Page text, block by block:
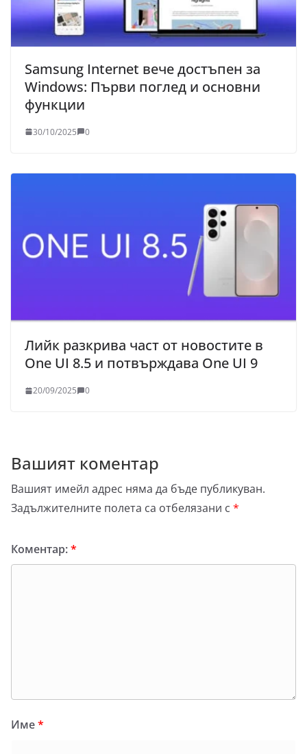
Samsung Internet вече достъпен за
Windows: Първи поглед и основни
функции
30/10/2025 0
Лийк разкрива част от новостите в
One UI 8.5 и потвърждава One UI 9
20/09/2025 0
Вашият коментар
Вашият имейл адрес няма да бъде публикуван.
Задължителните полета са отбелязани с *
Коментар:*
Име*